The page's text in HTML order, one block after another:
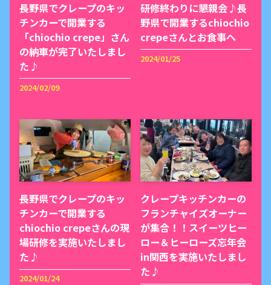
長野県でクレープのキッ
チンカーで開業する
「chiochio crepe」さん
の納車が完了いたしまし
た♪
2024/02/09
研修終わりに懇親会♪長
野県で開業するchiochio
crepeさんとお食事へ
2024/01/25
長野県でクレープのキッ
チンカーで開業する
chiochio crepeさんの現
場研修を実施いたしまし
た♪
2024/01/24
クレープキッチンカーの
フランチャイズオーナー
が集合！！スイーツヒー
ロー＆ヒーローズ忘年会
in関西を実施いたしまし
た♪